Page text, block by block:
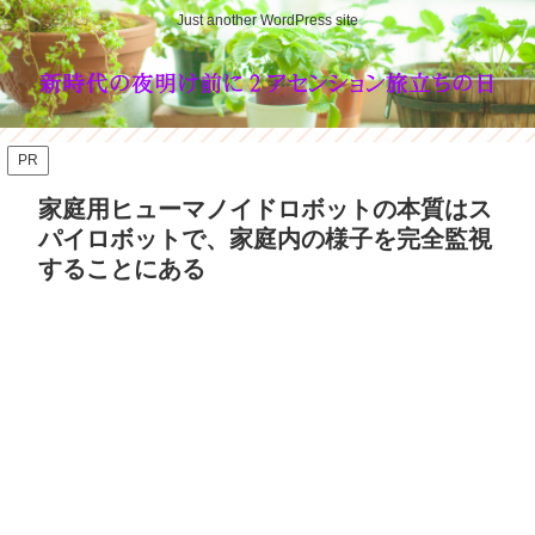
Just another WordPress site
PR
家庭用ヒューマノイドロボットの本質はス
パイロボットで、家庭内の様子を完全監視
することにある